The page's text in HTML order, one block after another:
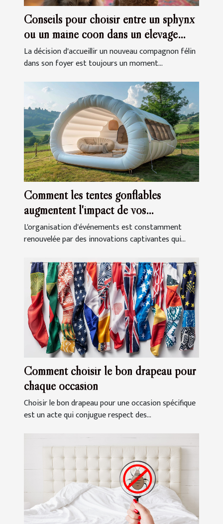
Conseils pour choisir entre un sphynx
ou un maine coon dans un élevage
familial
La décision d'accueillir un nouveau compagnon félin
dans son foyer est toujours un moment...
Comment les tentes gonflables
augmentent l'impact de vos
événements
L'organisation d'événements est constamment
renouvelée par des innovations captivantes qui...
Comment choisir le bon drapeau pour
chaque occasion
Choisir le bon drapeau pour une occasion spécifique
est un acte qui conjugue respect des...